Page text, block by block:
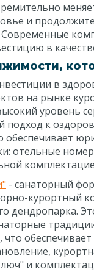
и
в
в
на рынке
подход к
отельные
- санаторный
курортный
дендропарка.
и